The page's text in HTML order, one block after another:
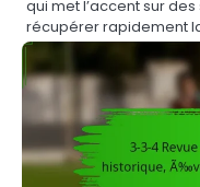
qui met l’accent sur
récupérer rapidement